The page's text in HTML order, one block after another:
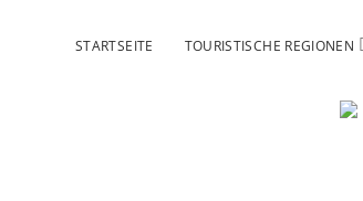
STARTSEITE TOURISTISCHE REGIONEN